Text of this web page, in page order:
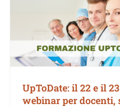
UpToDate: il 22 e il
webinar per docenti,